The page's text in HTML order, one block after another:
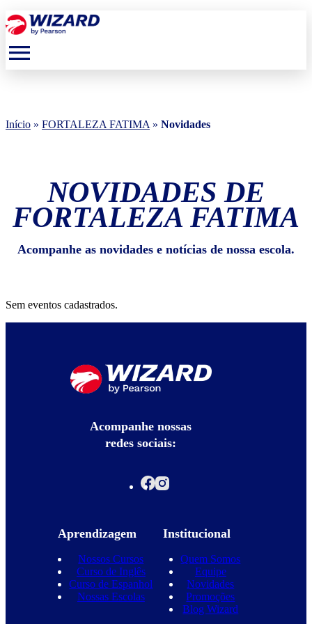
menu
Início » FORTALEZA FATIMA » Novidades
NOVIDADES DE
FORTALEZA FATIMA
Acompanhe as novidades e notícias de nossa escola.
Sem eventos cadastrados.
Acompanhe nossas
redes sociais:
Aprendizagem
Nossos Cursos
Curso de Inglês
Curso de Espanhol
Nossas Escolas
Institucional
Quem Somos
Equipe
Novidades
Promoções
Blog Wizard